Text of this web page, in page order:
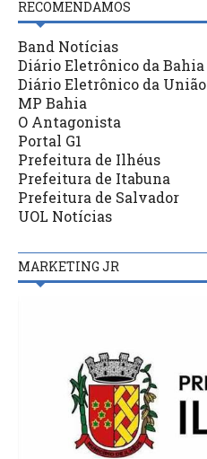
RECOMENDAMOS
Band Notícias
Diário Eletrônico da Bahia
Diário Eletrônico da União
MP Bahia
O Antagonista
Portal G1
Prefeitura de Ilhéus
Prefeitura de Itabuna
Prefeitura de Salvador
UOL Notícias
MARKETING JR